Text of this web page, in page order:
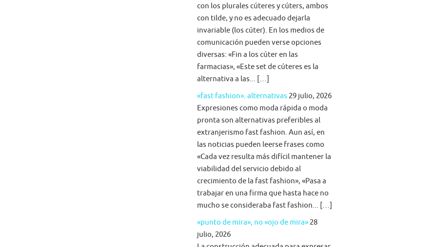
con los plurales cúteres y cúters, ambos
con tilde, y no es adecuado dejarla
invariable (los cúter). En los medios de
comunicación pueden verse opciones
diversas: «Fin a los cúter en las
farmacias», «Este set de cúteres es la
alternativa a las... […]
«fast fashion». alternativas 29 julio, 2026
Expresiones como moda rápida o moda
pronta son alternativas preferibles al
extranjerismo fast fashion. Aun así, en
las noticias pueden leerse frases como
«Cada vez resulta más difícil mantener la
viabilidad del servicio debido al
crecimiento de la fast fashion», «Pasa a
trabajar en una firma que hasta hace no
mucho se consideraba fast fashion... […]
«punto de mira», no «ojo de mira» 28
julio, 2026